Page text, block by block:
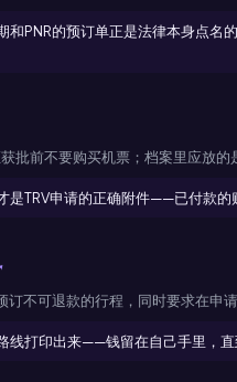
和PNR的预订单正是法律本身点
批前不要购买机票；档案里应放的
是TRV申请的正确附件——已付款
订不可退款的行程，同时要求在申
线打印出来——钱留在自己手里，